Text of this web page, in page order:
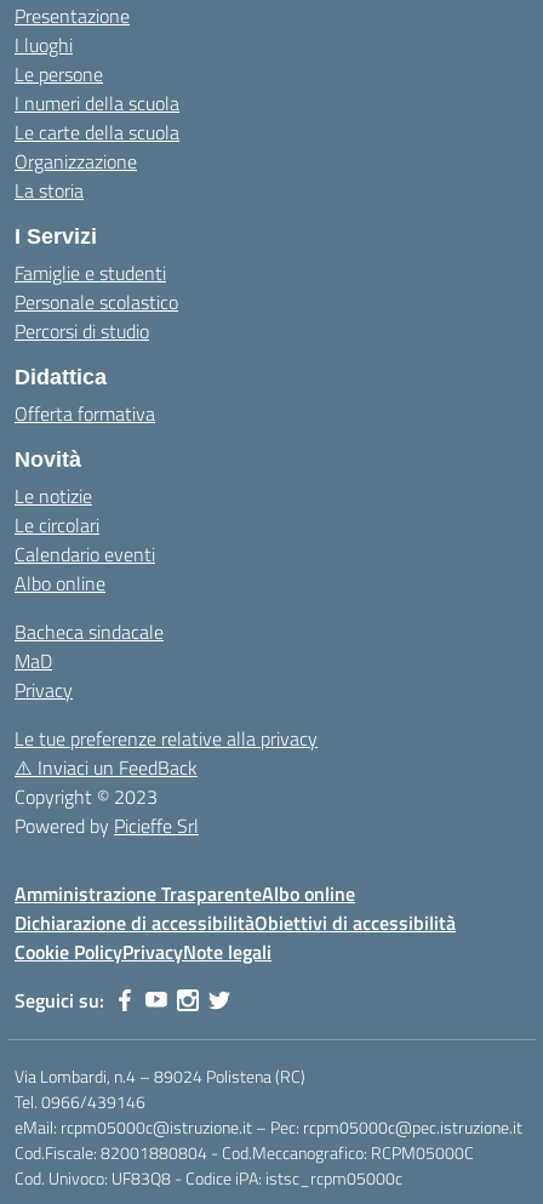
Presentazione
I luoghi
Le persone
I numeri della scuola
Le carte della scuola
Organizzazione
La storia
I Servizi
Famiglie e studenti
Personale scolastico
Percorsi di studio
Didattica
Offerta formativa
Novità
Le notizie
Le circolari
Calendario eventi
Albo online
Bacheca sindacale
MaD
Privacy
Le tue preferenze relative alla privacy
⚠️ Inviaci un FeedBack
Copyright © 2023
Powered by Picieffe Srl
Amministrazione TrasparenteAlbo online
Dichiarazione di accessibilitàObiettivi di accessibilità
Cookie PolicyPrivacyNote legali
Seguici su:
Via Lombardi, n.4 – 89024 Polistena (RC)
Tel. 0966/439146
eMail: rcpm05000c@istruzione.it – Pec: rcpm05000c@pec.istruzione.it
Cod.Fiscale: 82001880804 - Cod.Meccanografico: RCPM05000C
Cod. Univoco: UF83Q8 - Codice iPA: istsc_rcpm05000c